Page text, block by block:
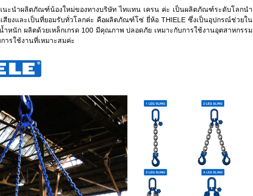
ำผลิตภัณฑ์น้องใหม่ของทางบริษัท ไทแทน เครน ค่ะ เป็นผลิตภัณฑ์ระดับโลกนำ
สียงและเป็นที่ยอมรับทั่วโลกค่ะ คือผลิตภัณฑ์โซ่ ยี่ห้อ THIELE ซึ่งเป็นอุปกรณ์ช่วยใน
ำหนัก ผลิตด้วยเหล็กเกรด 100 มีคุณภาพ ปลอดภัย เหมาะกับการใช้งานอุตสาหกรรม
รใช้งานที่เหมาะสมค่ะ